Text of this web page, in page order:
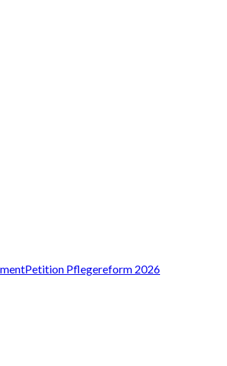
Petition Pflegereform 2026